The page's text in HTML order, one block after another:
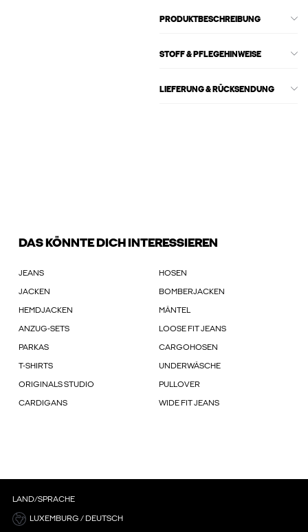
PRODUKTBESCHREIBUNG
STOFF & PFLEGEHINWEISE
LIEFERUNG & RÜCKSENDUNG
DAS KÖNNTE DICH INTERESSIEREN
JEANS HOSEN
JACKEN BOMBERJACKEN
HEMDJACKEN MÄNTEL
ANZUG-SETS LOOSE FIT JEANS
PARKAS CARGOHOSEN
T-SHIRTS UNDERWÄSCHE
ORIGINALS STUDIO PULLOVER
CARDIGANS WIDE FIT JEANS
LAND/SPRACHE
LUXEMBURG / DEUTSCH